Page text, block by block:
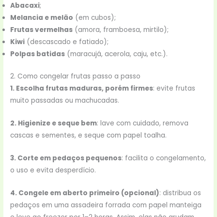
Abacaxi;
Melancia e melão (em cubos);
Frutas vermelhas (amora, framboesa, mirtilo);
Kiwi (descascado e fatiado);
Polpas batidas (maracujá, acerola, caju, etc.).
2. Como congelar frutas passo a passo
1. Escolha frutas maduras, porém firmes: evite frutas
muito passadas ou machucadas.
2. Higienize e seque bem: lave com cuidado, remova
cascas e sementes, e seque com papel toalha.
3. Corte em pedaços pequenos: facilita o congelamento,
o uso e evita desperdício.
4. Congele em aberto primeiro (opcional): distribua os
pedaços em uma assadeira forrada com papel manteiga